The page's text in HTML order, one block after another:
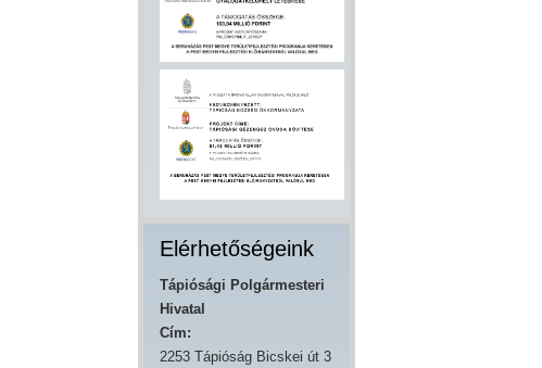
Elérhetőségeink
Tápiósági Polgármesteri
Hivatal
Cím:
2253 Tápióság Bicskei út 3